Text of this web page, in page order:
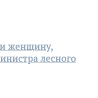
женщину,
лесного